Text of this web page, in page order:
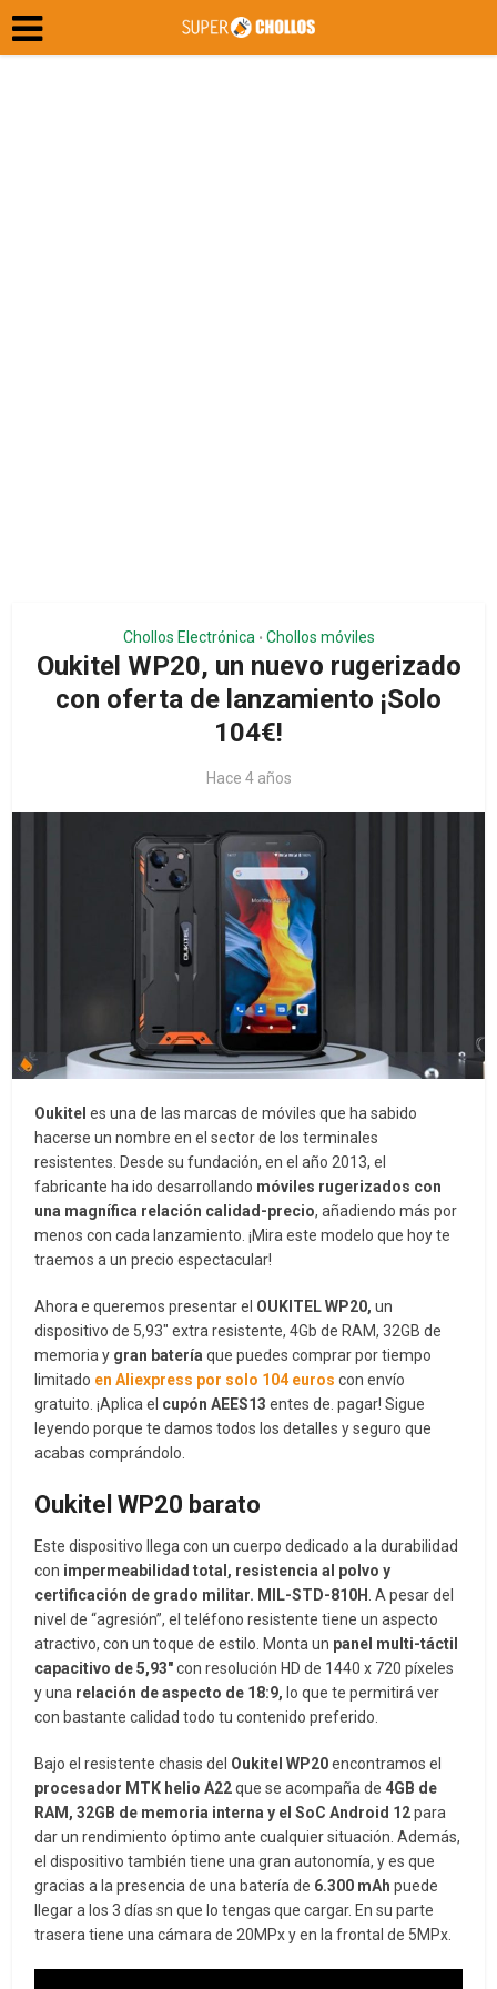
Chollos Electrónica • Chollos móviles
Oukitel WP20, un nuevo rugerizado
con oferta de lanzamiento ¡Solo
104€!
Hace 4 años
Oukitel es una de las marcas de móviles que ha sabido
hacerse un nombre en el sector de los terminales
resistentes. Desde su fundación, en el año 2013, el
fabricante ha ido desarrollando móviles rugerizados con
una magnífica relación calidad-precio, añadiendo más por
menos con cada lanzamiento. ¡Mira este modelo que hoy te
traemos a un precio espectacular!
Ahora e queremos presentar el OUKITEL WP20, un
dispositivo de 5,93″ extra resistente, 4Gb de RAM, 32GB de
memoria y gran batería que puedes comprar por tiempo
limitado en Aliexpress por solo 104 euros con envío
gratuito. ¡Aplica el cupón AEES13 entes de. pagar! Sigue
leyendo porque te damos todos los detalles y seguro que
acabas comprándolo.
Oukitel WP20 barato
Este dispositivo llega con un cuerpo dedicado a la durabilidad
con impermeabilidad total, resistencia al polvo y
certificación de grado militar. MIL-STD-810H . A pesar del
nivel de “agresión”, el teléfono resistente tiene un aspecto
atractivo, con un toque de estilo. Monta un panel multi-táctil
capacitivo de 5,93″con resolución HD de 1440 x 720 píxeles
y una relación de aspecto de 18:9, lo que te permitirá ver
con bastante calidad todo tu contenido preferido.
Bajo el resistente chasis del Oukitel WP20encontramos el
procesador MTK helio A22que se acompaña de 4GB de
RAM, 32GB de memoria interna y el SoC Android 12para
dar un rendimiento óptimo ante cualquier situación. Además,
el dispositivo también tiene una gran autonomía, y es que
gracias a la presencia de una batería de 6.300 mAh puede
llegar a los 3 días sn que lo tengas que cargar. En su parte
trasera tiene una cámara de 20MPx y en la frontal de 5MPx.